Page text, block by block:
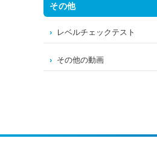
その他
レベルチェックテスト
その他の動画